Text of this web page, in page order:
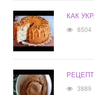
КАК
8504
3889